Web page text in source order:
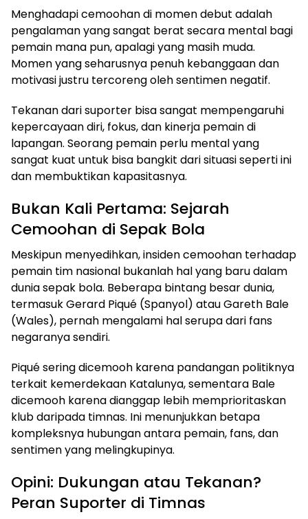
Menghadapi cemoohan di momen debut adalah
pengalaman yang sangat berat secara mental bagi
pemain mana pun, apalagi yang masih muda.
Momen yang seharusnya penuh kebanggaan dan
motivasi justru tercoreng oleh sentimen negatif.
Tekanan dari suporter bisa sangat mempengaruhi
kepercayaan diri, fokus, dan kinerja pemain di
lapangan. Seorang pemain perlu mental yang
sangat kuat untuk bisa bangkit dari situasi seperti ini
dan membuktikan kapasitasnya.
Bukan Kali Pertama: Sejarah
Cemoohan di Sepak Bola
Meskipun menyedihkan, insiden cemoohan terhadap
pemain tim nasional bukanlah hal yang baru dalam
dunia sepak bola. Beberapa bintang besar dunia,
termasuk Gerard Piqué (Spanyol) atau Gareth Bale
(Wales), pernah mengalami hal serupa dari fans
negaranya sendiri.
Piqué sering dicemooh karena pandangan politiknya
terkait kemerdekaan Katalunya, sementara Bale
dicemooh karena dianggap lebih memprioritaskan
klub daripada timnas. Ini menunjukkan betapa
kompleksnya hubungan antara pemain, fans, dan
sentimen yang melingkupinya.
Opini: Dukungan atau Tekanan?
Peran Suporter di Timnas